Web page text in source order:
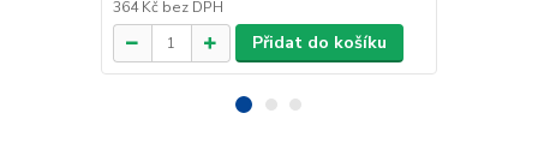
364 Kč bez DPH
Přidat do košíku